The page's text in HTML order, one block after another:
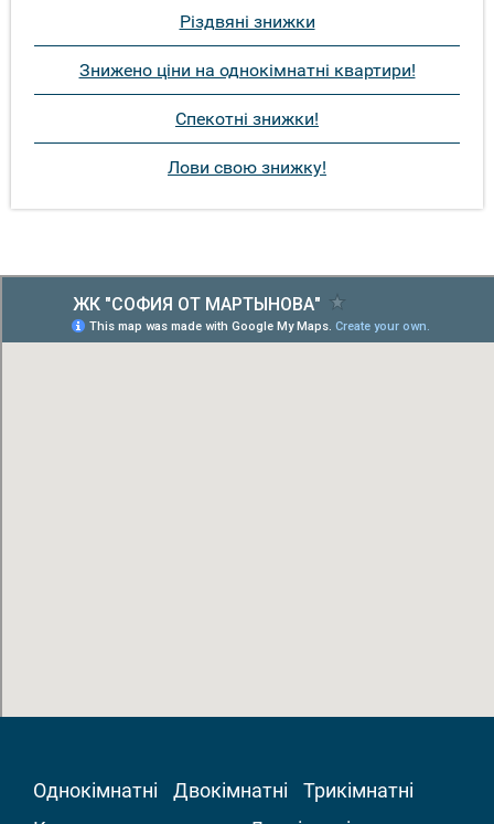
Різдвяні знижки
Знижено ціни на однокімнатні квартири!
Спекотні знижки!
Лови свою знижку!
Однокімнатні Двокімнатні
Трикімнатні